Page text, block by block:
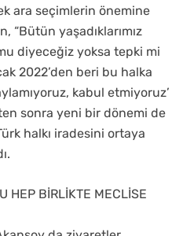
ara seçimlerin önemine
“Bütün yaşadıklarımız
diyeceğiz yoksa tepki mi
2022’den beri bu halka
kabul etmiyoruz’
sonra yeni bir dönemi de
halkı iradesini ortaya
HEP BİRLİKTE MECLİSE